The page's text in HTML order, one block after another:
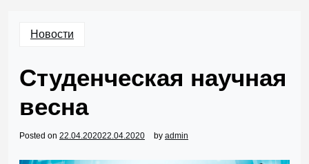
Новости
Студенческая научная
весна
Posted on 22.04.202022.04.2020 by admin